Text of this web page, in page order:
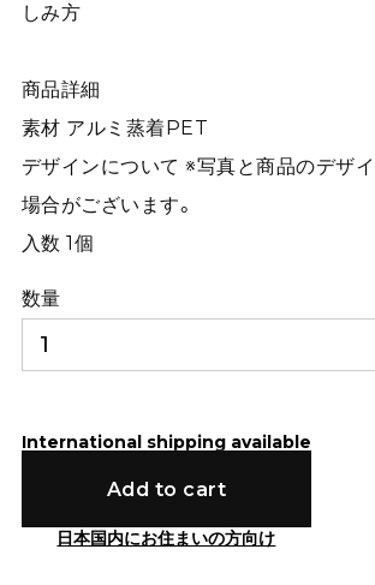
しみ方
商品詳細
素材 アルミ蒸着PET
デザインについて ※写真と商品のデザ
場合がございます。
入数 1個
数量
International shipping available
Add to cart
日本国内にお住まいの方向け